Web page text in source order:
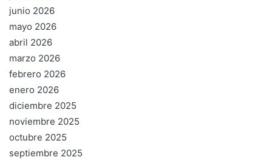
junio 2026
mayo 2026
abril 2026
marzo 2026
febrero 2026
enero 2026
diciembre 2025
noviembre 2025
octubre 2025
septiembre 2025